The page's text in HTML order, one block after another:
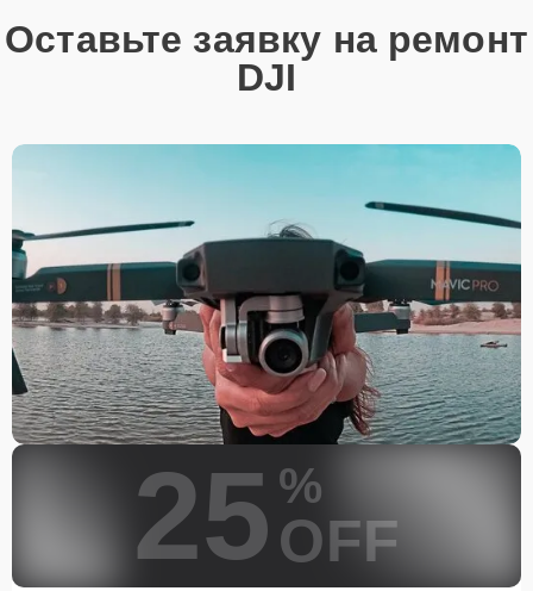
Оставьте заявку на ремонт
DJI
25 %
OFF